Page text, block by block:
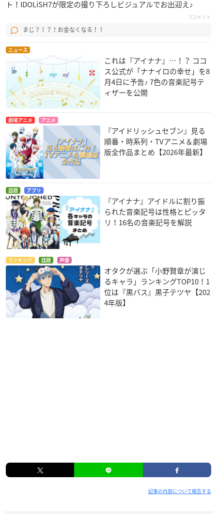
Dear Butterfly
雨
甘さひかえめ
Forever Note
カレイドスコープ
新曲1
新曲2
アニメイトで購入
初回限定B
アニメイトで購入
【6周年情報】本日7/7、6周年のティザーサイトを公開いた
しました。
6周年に向け、こちらで情報を発信してゆきます！
どうぞよろしくお願いいたします！
⇒ https://t.co/GBC1qFp7x3 #アイナナ #アイナナの日#何者
にだってなれる
—
アイドリッシュセブン公式＠大神万理 (@iD7Mng_Ogam
i) July 7, 2021
1/23、1/24に横浜アリーナにて開催された、
「5th Anniversary Event "/BEGINNING NEXT"」のBlu-ray&
ト！IDOLiSH7が限定の撮り下ろしビジュアルでお出迎え♪
3コメント
まじ？！？！お金なくなる！！
ニュース
これは『アイナナ』…！？ ココ
ス公式が「ナナイロの幸せ」を8
月4日に予告♪ 7色の音楽記号テ
ィザーを公開
劇場アニメ アニメ
『アイドリッシュセブン』見る
順番・時系列・TVアニメ＆劇場
版全作品まとめ【2026年最新】
話題 アプリ
『アイナナ』アイドルに割り振
られた音楽記号は性格とピッタ
リ！16名の音楽記号を解説
ランキング 話題 声優
オタクが選ぶ「小野賢章が演じ
るキャラ」ランキングTOP10！1
位は『黒バス』黒子テツヤ【202
4年版】
記事の内容について報告する